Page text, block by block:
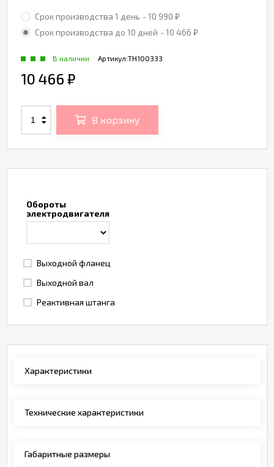
Обороты
электродвигателя
Выходной фланец
Выходной вал
Реактивная штанга
Срок производства 1 день - 10 990 ₽
Срок производства до 10 дней - 10 466 ₽
Артикул:TH100333
В наличии
10 466 ₽
В корзину
Характеристики
Технические характеристики
Габаритные размеры